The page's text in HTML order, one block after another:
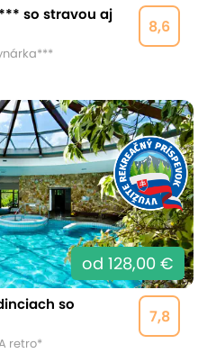
8,6
so stravou aj
od 128,00 €
7,8
so
retro*